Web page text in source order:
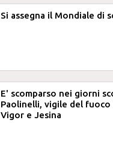
Si assegna il Mondiale di
E' scomparso nei giorni
Paolinelli, vigile del fuoco
Vigor e Jesina